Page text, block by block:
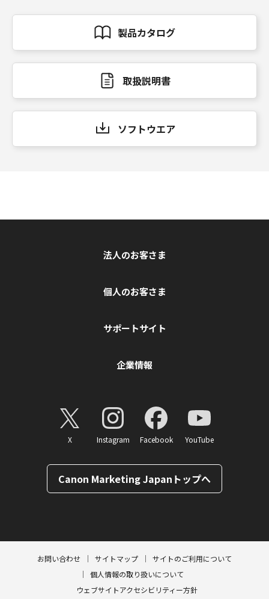
製品カタログ
取扱説明書
ソフトウエア
法人のお客さま
個人のお客さま
サポートサイト
企業情報
X Instagram Facebook YouTube
Canon Marketing Japanトップへ
お問い合わせ サイトマップ
サイトのご利用について
個人情報の取り扱いについて
ウェブサイトアクセシビリティー方針